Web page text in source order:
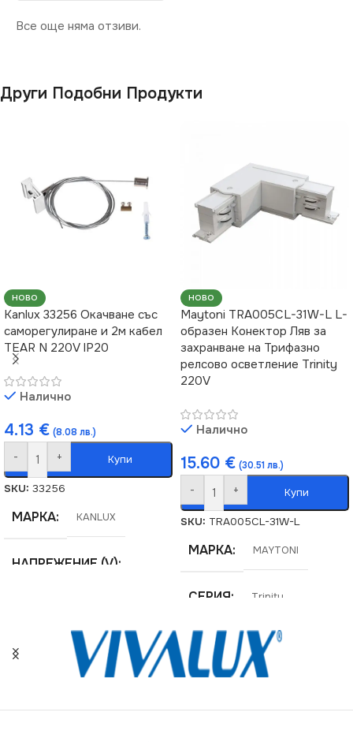
Все още няма отзиви.
Други Подобни Продукти
НОВО
Kanlux 33256 Окачване със
саморегулиране и 2м кабел
TEAR N 220V IP20
Налично
4.13 € (8.08 лв.)
- + Купи
SKU: 33256
МАРКА KANLUX
НАПРЕЖЕНИЕ (V)
СЕРИЯ TEAR
НОВО
Maytoni TRA005CL-31W-L L-
образен Конектор Ляв за
захранване на Трифазно
релсово осветление Trinity
220V
Налично
15.60 € (30.51 лв.)
- + Купи
SKU: TRA005CL-31W-L
МАРКА MAYTONI
СЕРИЯ Trinity
НАПРЕЖЕНИЕ (V)